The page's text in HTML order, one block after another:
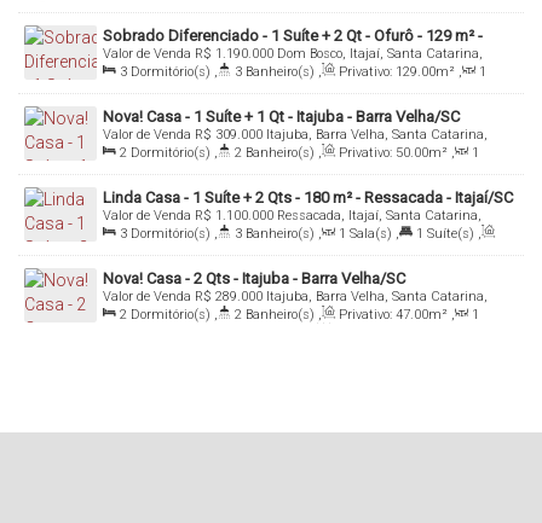
Sala(s) , 3 Suíte(s) , Total: 149.00m² , 2 Vaga(s) ,
Útil:
155.00 m²
Sobrado Diferenciado - 1 Suíte + 2 Qt - Ofurô - 129 m² -
Dom Bosco - Itajaí/SC
R$ 1.190.000
Valor de Venda
Dom Bosco, Itajaí, Santa Catarina,
Brasil
3 Dormitório(s) , 3 Banheiro(s) , Privativo: 129.00m² ,
1
Sala(s) , 1 Suíte(s) , 2 Vaga(s) , Útil: 129.00m²
Nova! Casa - 1 Suíte + 1 Qt - Itajuba - Barra Velha/SC
R$ 309.000
Valor de Venda
Itajuba, Barra Velha, Santa Catarina,
Brasil
2 Dormitório(s) , 2 Banheiro(s) , Privativo: 50.00m² ,
1
Sala(s) , 1 Suíte(s) , Total: 116.00m² , 1 Vaga(s)
Linda Casa - 1 Suíte + 2 Qts - 180 m² - Ressacada - Itajaí/SC
R$ 1.100.000
Valor de Venda
Ressacada, Itajaí, Santa Catarina,
Brasil
3 Dormitório(s) , 3 Banheiro(s) , 1 Sala(s) , 1 Suíte(s) ,
Total: 180.00m² , 2 Vaga(s)
Nova! Casa - 2 Qts - Itajuba - Barra Velha/SC
R$ 289.000
Valor de Venda
Itajuba, Barra Velha, Santa Catarina,
Brasil
2 Dormitório(s) , 2 Banheiro(s) , Privativo: 47.00m² ,
1